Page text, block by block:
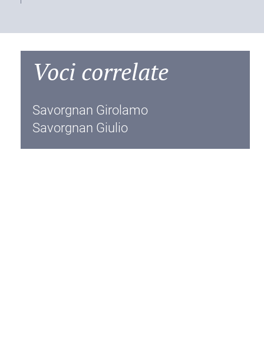
Voci correlate
Savorgnan Girolamo
Savorgnan Giulio